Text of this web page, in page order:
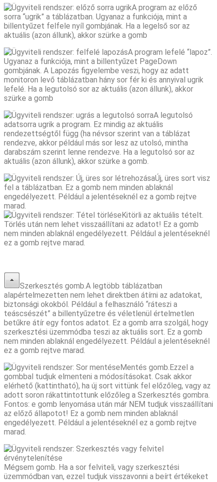
A program az előző
sorra “ugrik” a táblázatban. Ugyanaz a funkciója, mint a
billentyűzet felfele nyíl gombjának. Ha a legelső sor az
aktuális (azon állunk), akkor szürke a gomb
A program lefelé “lapoz”.
Ugyanaz a funkciója, mint a billentyűzet PageDown
gombjának. A Lapozás figyelembe veszi, hogy az adatt
monitoron levő táblázatban hány sor fér ki és annyival ugrik
lefelé. Ha a legutolsó sor az aktuális (azon állunk), akkor
szürke a gomb
A legutolsó
adatsorra ugrik a program. Ez mindig az aktuális
rendezettségtől függ (ha névsor szerint van a táblázat
rendezve, akkor például más sor lesz az utolsó, mintha
darabszám szerint lenne rendezve. Ha a legutolsó sor az
aktuális (azon állunk), akkor szürke a gomb.
Új, üres sort visz
fel a táblázatban. Ez a gomb nem minden ablaknál
engedélyezett. Például a jelentéseknél ez a gomb rejtve
marad.
Kitörli az aktuális tételt.
Törlés után nem lehet visszaállítani az adatot! Ez a gomb
nem minden ablaknál engedélyezett. Például a jelentéseknél
ez a gomb rejtve marad.
Szerkesztés gomb.A legtöbb táblázatban
alapértelmezetten nem lehet direktben átírni az adatokat,
biztonsági okokból. Például a felhasználó “ráteszi a
teáscsészét” a billentyűzetre és véletlenül értelmetlen
betűkre átír egy fontos adatot. Ez a gomb arra szolgál, hogy
szerkesztési üzemmódba teszi az aktuális sort. Ez a gomb
nem minden ablaknál engedélyezett. Például a jelentéseknél
ez a gomb rejtve marad.
Mentés gomb.Ezzel a
gombbal tudjuk elmenteni a módosításokat. Csak akkor
elérhető (kattintható), ha új sort vittünk fel előzőleg, vagy az
adott soron rákattintottunk előzőleg a Szerkesztés gombra.
Fontos: e gomb lenyomása után már NEM tudjuk visszaállítani
az előző állapotot! Ez a gomb nem minden ablaknál
engedélyezett. Például a jelentéseknél ez a gomb rejtve
marad.
Mégsem gomb. Ha a sor felviteli, vagy szerkesztési
üzemmódban van, ezzel tudjuk visszavonni a beírt értékeket